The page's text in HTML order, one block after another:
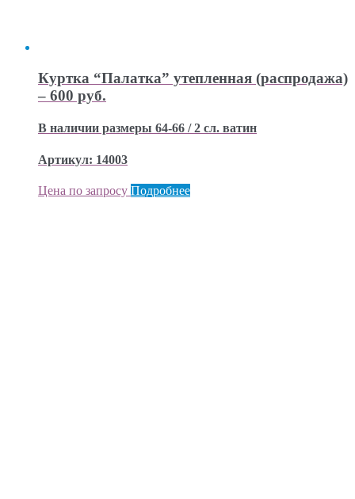
Куртка “Палатка” утепленная (распродажа)
– 600 руб.
В наличии размеры 64-66 / 2 сл. ватин
Артикул: 14003
Цена по запросу Подробнее